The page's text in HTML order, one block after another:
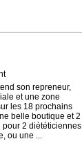
son repreneur,
et une zone
les 18 prochains
belle boutique et 2
2 diététiciennes
ou une ...